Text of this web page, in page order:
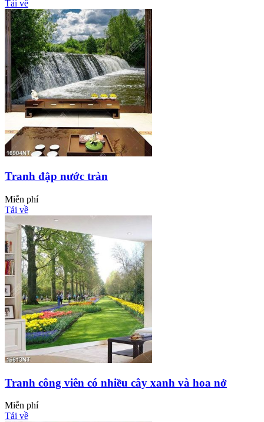
Tải về
Tranh đập nước tràn
Miễn phí
Tải về
Tranh công viên có nhiều cây xanh và hoa nở
Miễn phí
Tải về